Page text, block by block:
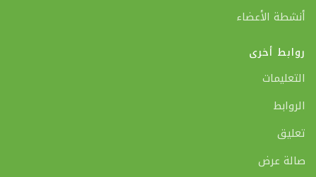
أنشطة الأعضاء
روابط أخرى
التعليمات
الروابط
تعليق
صالة عرض